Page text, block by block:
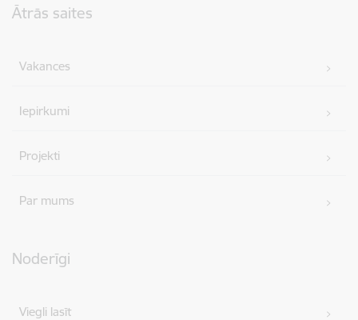
Ātrās saites
Vakances
Iepirkumi
Projekti
Par mums
Noderīgi
Viegli lasīt